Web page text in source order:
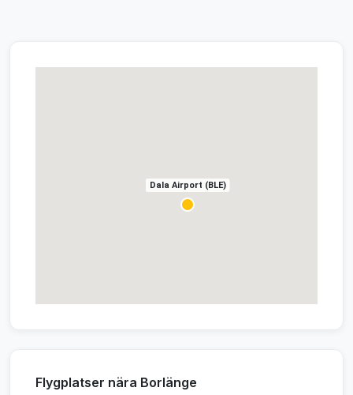
Dala Airport (BLE)
Flygplatser nära Borlänge